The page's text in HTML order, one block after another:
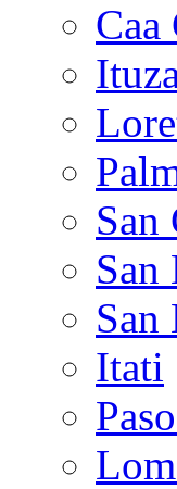
Caa
San
San
San
Itati